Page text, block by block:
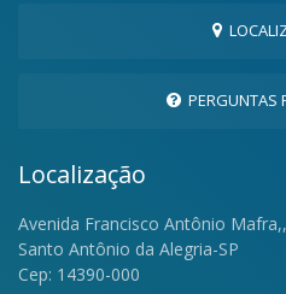
PERGUNTAS
Localização
Avenida Francisco Antônio
Santo Antônio da Alegria-SP
Cep: 14390-000